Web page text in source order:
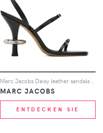
MARC JACOBS
ENTDECKEN SIE